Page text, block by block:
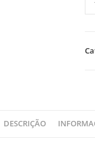
DESCRIÇÃO